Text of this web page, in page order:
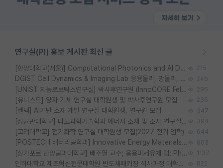
연구실(PI) 홍보 게시판 최신 글
[한양대학교(서울)] Computational Photonics and AI Design Lab 대학원생 모집 215
DGIST Cell Dynamics & Imaging Lab 응용물리, 광물리, 양자, 생물물리 대학원생 모집 [삼성과제, 전문연TO] 246
[UNIST 지능로보틱스연구실] 박사후연구원 (InnoCORE Fellow) 모집 공고 296
[유니스트] 양자 기체 연구실 대학원생 및 박사후연구원 모집 235
[켄텍] AI기반 소재 개발 연구실 대학원생, 연구원 모집 347
[성균관대학교] 나노과학기술학과 에너지 소재 및 소자 연구실 대학원생 모집 394
[고려대학교] 전기화학 연구실 대학원생 모집(2027 전기 입학) 644
[POSTECH 배터리공학과] Innovative Energy Materials Lab 대학원생 모집 (특성화대학원) 803
[싱가포르 난양공과대학교] 배주열 교수; 응용미세유체 랩; PhD/Postdoc/Visiting 모집 1137
인하대학교 제조혁신전문대학원 반도체패키징 석사과정 대학원생 모집 822